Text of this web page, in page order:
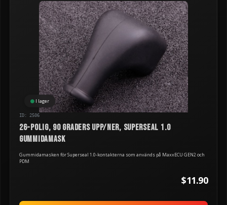
I lager
ID: 2506
26-polig, 90 graders upp/ner, Superseal 1.0
gummidamask
Gummidamasken för Superseal 1.0-kontakterna som används på MaxxECU GEN2 och
PDM
$11.90